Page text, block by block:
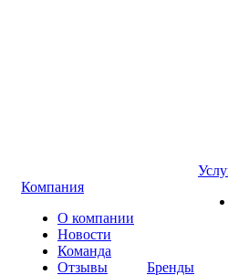
Компания
О компании
Новости
Команда
Отзывы
Бренды